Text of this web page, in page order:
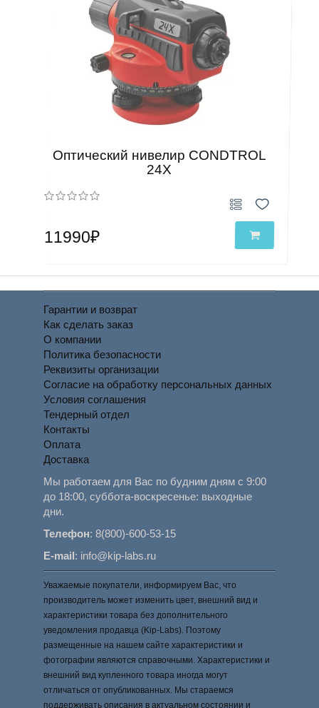
Оптический нивелир CONDTROL
24X
11990₽
Гарантии и возврат
Как сделать заказ
О компании
Политика безопасности
Реквизиты организации
Согласие на обработку персональных данных
Условия соглашения
Тендерный отдел
Контакты
Оплата
Доставка
Мы работаем для Вас по будним дням с 9:00
до 18:00, суббота-воскресенье: выходные
дни.
Телефон:8(800)-600-53-15
E-mail: info@kip-labs.ru
Уважаемые покупатели, информируем Вас, что
производитель может изменить цвет, внешний вид и
характеристики товара без дополнительного
уведомления продавца (Kip-Labs). Поэтому
размещенные на нашем сайте характеристики и
фотографии являются справочными. Характеристики и
внешний вид купленного товара иногда могут
отличаться от опубликованных. Мы стараемся
поддерживать описания в актуальном состоянии и